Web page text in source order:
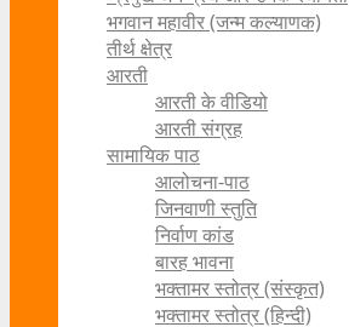
भगवान महावीर (जन्म कल्याणक)
तीर्थ क्षेत्र
आरती
आरती के वीडियो
आरती संग्रह
सामायिक पाठ
आलोचना-पाठ
जिनवाणी स्तुति
निर्वाण कांड
बारह भावना
भक्तामर स्तोत्र (संस्कृत)
भक्तामर स्तोत्र (हिन्दी)